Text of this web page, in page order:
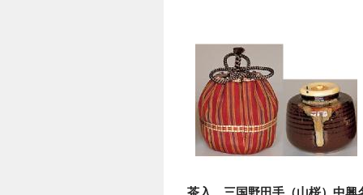
茶入 三国野田手（山桜）中興